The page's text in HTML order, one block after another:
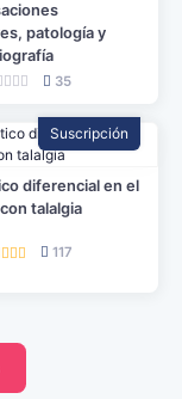
patología y
35
Suscripción
diferencial en el
talalgia
117